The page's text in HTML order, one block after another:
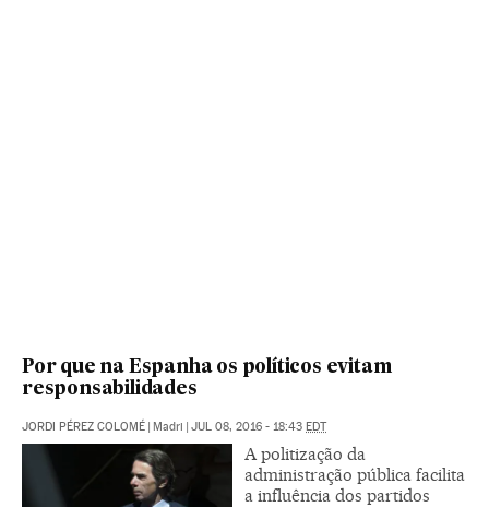
Por que na Espanha os políticos evitam
responsabilidades
JORDI PÉREZ COLOMÉ | Madri | JUL 08, 2016 - 18:43 EDT
A politização da
administração pública facilita
a influência dos partidos